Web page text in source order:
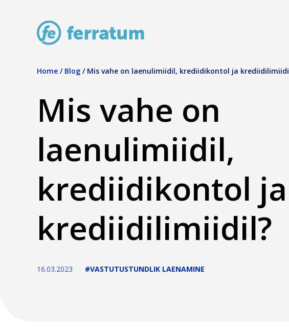
Home / Blog / Mis vahe on laenulimiidil, krediidikontol ja
Mis vahe on
laenulimiidil,
krediidikontol ja
krediidilimiidil?
16.03.2023 #VASTUTUSTUNDLIK LAENAMINE